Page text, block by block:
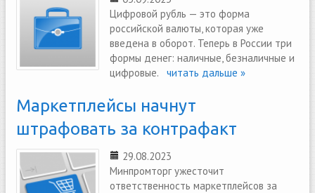
Цифровой рубль — это форма
российской валюты, которая уже
введена в оборот. Теперь в России три
формы денег: наличные, безналичные и
цифровые. читать дальше »
Маркетплейсы начнут
штрафовать за контрафакт
29.08.2023
Минпромторг ужесточит
ответственность маркетплейсов за